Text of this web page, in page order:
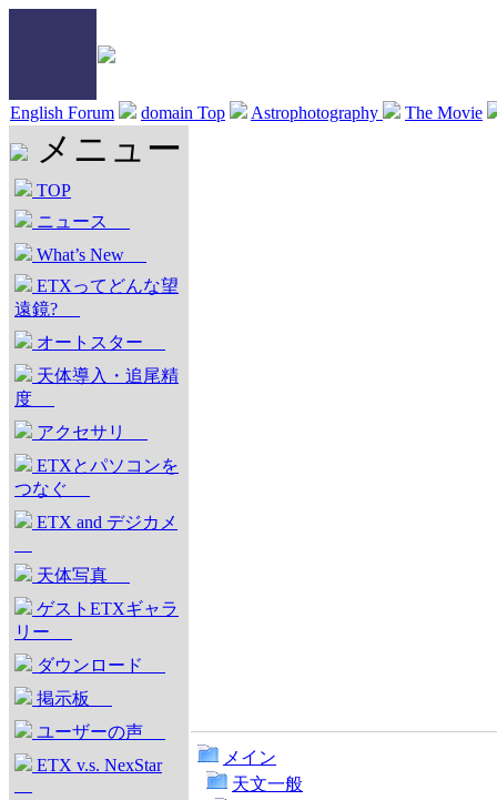
English Forum domain Top Astrophotography The Movie
メニュー
TOP
ニュース
What’s New
ETXってどんな望
遠鏡?
オートスター
天体導入・追尾精
度
アクセサリ
ETXとパソコンを
つなぐ
ETX and デジカメ
天体写真
ゲストETXギャラ
リー
ダウンロード
掲示板
ユーザーの声
ETX v.s. NexStar
メイン
天文一般